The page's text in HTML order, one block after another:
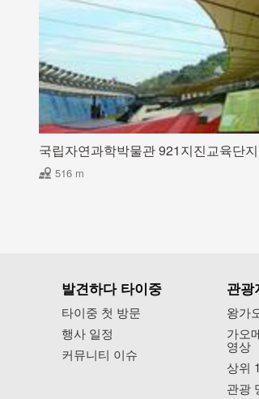
국립자연과학박물관 921지진교육단지
516 m
발견하다 타이중
타이중 첫 방문
행사 일정
커뮤니티 이슈
관광
왕가
가오
영상
상위
관광